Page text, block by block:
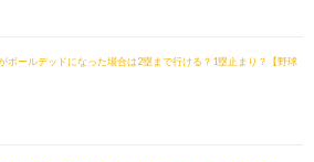
ボールデッドになった場合は2塁まで行ける？1塁止まり？【野球